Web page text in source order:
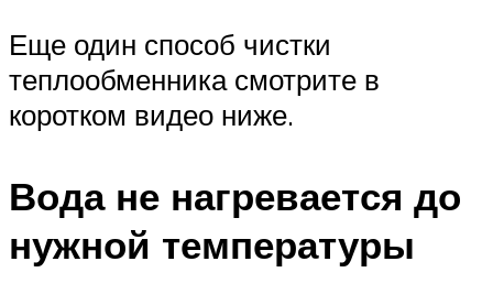
Еще один способ чистки
теплообменника смотрите в
коротком видео ниже.
Вода не нагревается до
нужной температуры